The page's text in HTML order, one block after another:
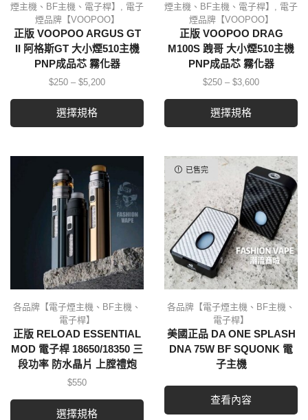
煙主機、BF主機、電子桿】
電子
煙品牌【VOOPOO】
正版 VOOPOO ARGUS GT
II 阿格斯GT 大小煙510主機
PNP成品芯 霧化器
$250 – $5,200
選擇規格
煙主機、BF主機、電子桿】
電子
煙品牌【VOOPOO】
正版 VOOPOO DRAG
M100S 跩哥 大小煙510主機
PNP成品芯 霧化器
$250 – $3,600
選擇規格
各品牌【電子煙主機、BF主機、
電子桿】
正版 RELOAD ESSENTIAL
MOD 電子桿 18650/18350 三
段功率 防水晶片 上膛禮炮
$550
選擇規格
已售完
各品牌【電子煙主機、BF主機、
電子桿】
美國正品 DA ONE SPLASH
DNA 75W BF SQUONK 電
子主機
查看內容